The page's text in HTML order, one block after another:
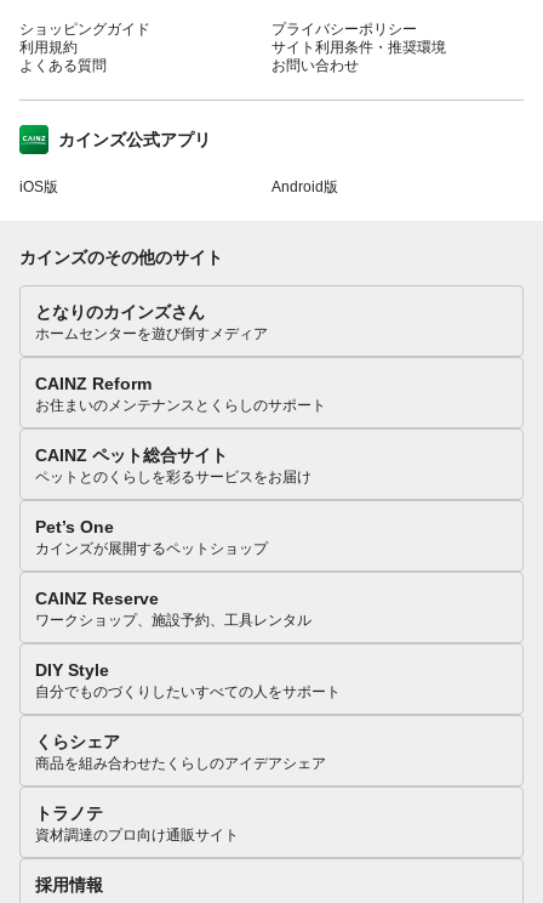
ショッピングガイド
利用規約
よくある質問
プライバシーポリシー
サイト利用条件・推奨環境
お問い合わせ
カインズ公式アプリ
iOS版 Android版
カインズのその他のサイト
となりのカインズさん
ホームセンターを遊び倒すメディア
CAINZ Reform
お住まいのメンテナンスとくらしのサポート
CAINZ ペット総合サイト
ペットとのくらしを彩るサービスをお届け
Pet’s One
カインズが展開するペットショップ
CAINZ Reserve
ワークショップ、施設予約、工具レンタル
DIY Style
自分でものづくりしたいすべての人をサポート
くらシェア
商品を組み合わせたくらしのアイデアシェア
トラノテ
資材調達のプロ向け通販サイト
採用情報